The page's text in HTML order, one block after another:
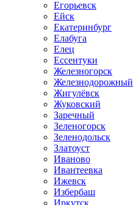
Егорьевск
Ейск
Екатеринбург
Елабуга
Елец
Ессентуки
Железногорск
Железнодорожный
Жигулёвск
Жуковский
Заречный
Зеленогорск
Зеленодольск
Златоуст
Иваново
Ивантеевка
Ижевск
Избербаш
Иркутск